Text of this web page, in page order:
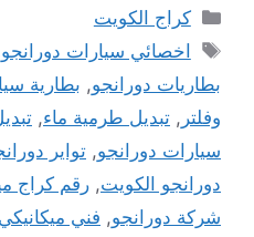
التصنيفات
كراج الكويت
الوسوم
اخصائي سيارات دورانجو
بطاريات دورانجو, بطارية
وفلتر , تبديل طرمية ماء,
سيارات دورانجو, تواير
دورانجو الكويت, رقم كراج
شركة دورانجو, فني